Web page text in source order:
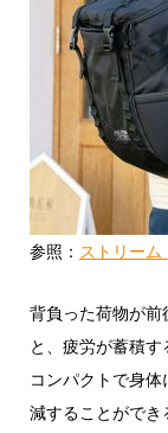
参照： ストリーム
背負った荷物が
と、疲労が蓄積す
コンパクトで身
減することができ